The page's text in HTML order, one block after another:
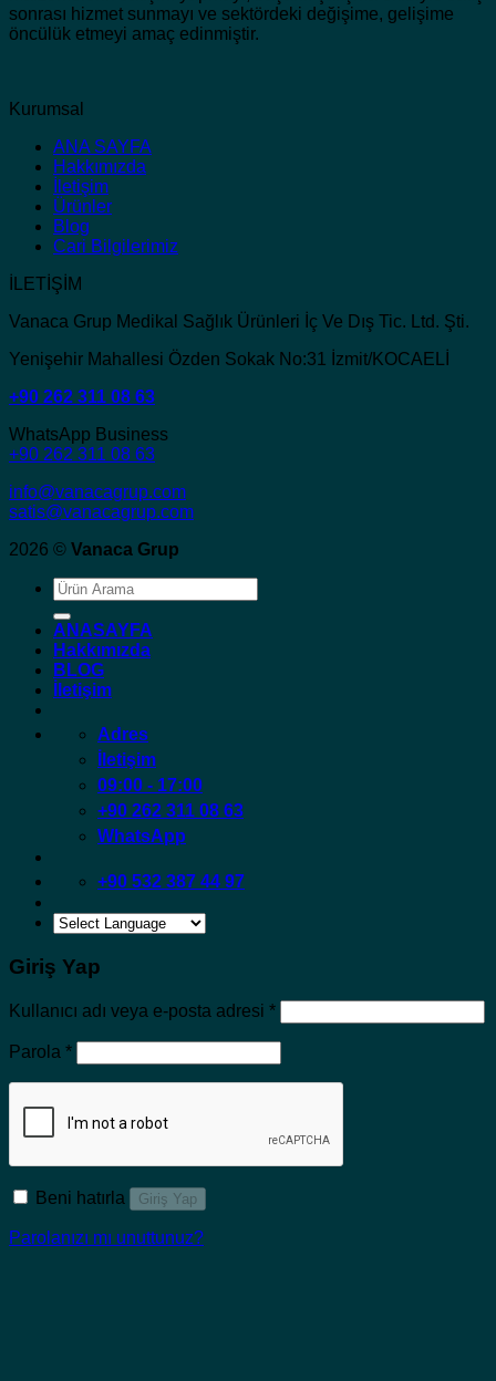
sonrası hizmet sunmayı ve sektördeki değişime, gelişime
öncülük etmeyi amaç edinmiştir.
Kurumsal
ANA SAYFA
Hakkımızda
İletişim
Ürünler
Blog
Cari Bilgilerimiz
İLETİŞİM
Vanaca Grup Medikal Sağlık Ürünleri İç Ve Dış Tic. Ltd. Şti.
Yenişehir Mahallesi Özden Sokak No:31 İzmit/KOCAELİ
+90 262 311 08 63
WhatsApp Business
+90 262 311 08 63
info@vanacagrup.com
satis@vanacagrup.com
2026 © Vanaca Grup
Ara:
ANASAYFA
Hakkımızda
BLOG
İletişim
Adres
İletişim
09:00 - 17:00
+90 262 311 08 63
WhatsApp
+90 532 387 44 97
Giriş Yap
Kullanıcı adı veya e-posta adresi *Gerekli
Parola *Gerekli
Beni hatırla Giriş Yap
Parolanızı mı unuttunuz?